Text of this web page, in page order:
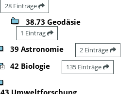
28 Einträge
38.73 Geodäsie
1 Eintrag
39 Astronomie 2 Einträge
42 Biologie 135 Einträge
43 Umweltforschung,